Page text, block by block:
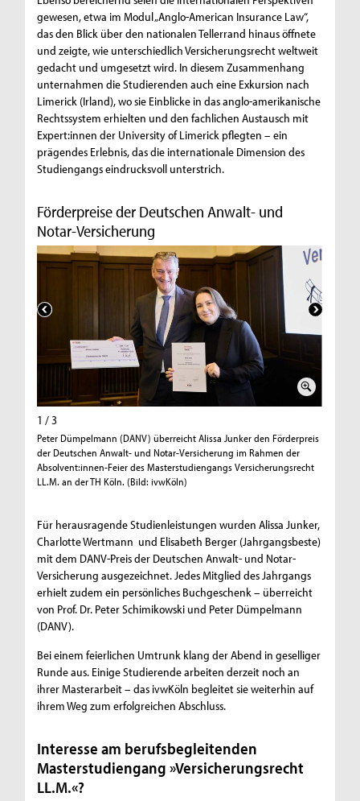
gewesen, etwa im Modul „Anglo-American Insurance Law“,
das den Blick über den nationalen Tellerrand hinaus öffnete
und zeigte, wie unterschiedlich Versicherungsrecht weltweit
gedacht und umgesetzt wird. In diesem Zusammenhang
unternahmen die Studierenden auch eine Exkursion nach
Limerick (Irland), wo sie Einblicke in das anglo-amerikanische
Rechtssystem erhielten und den fachlichen Austausch mit
Expert:innen der University of Limerick pflegten – ein
prägendes Erlebnis, das die internationale Dimension des
Studiengangs eindrucksvoll unterstrich.
Förderpreise der Deutschen Anwalt- und
Notar-Versicherung
1 / 3
Peter Dümpelmann (DANV) überreicht Alissa Junker den Förderpreis
der Deutschen Anwalt- und Notar-Versicherung im Rahmen der
Absolvent:innen-Feier des Masterstudiengangs Versicherungsrecht
LL.M. an der TH Köln. (Bild: ivwKöln)
Für herausragende Studienleistungen wurden Alissa Junker,
Charlotte Wertmann und Elisabeth Berger (Jahrgangsbeste)
mit dem DANV-Preis der Deutschen Anwalt- und Notar-
Versicherung ausgezeichnet. Jedes Mitglied des Jahrgangs
erhielt zudem ein persönliches Buchgeschenk – überreicht
von Prof. Dr. Peter Schimikowski und Peter Dümpelmann
(DANV).
Bei einem feierlichen Umtrunk klang der Abend in geselliger
Runde aus. Einige Studierende arbeiten derzeit noch an
ihrer Masterarbeit – das ivwKöln begleitet sie weiterhin auf
ihrem Weg zum erfolgreichen Abschluss.
Interesse am berufsbegleitenden
Masterstudiengang »Versicherungsrecht
LL.M.«?